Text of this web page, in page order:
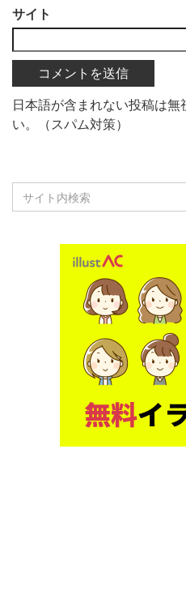
サイト
日本語が含まれない投稿は
い。（スパム対策）